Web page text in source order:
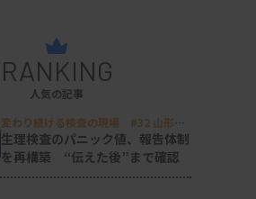
RANKING
人気の記事
変わり続ける検査の現場 #32 山形済
生病院
生理検査のパニック値、報告体制
を再構築 “伝えた後”まで確認